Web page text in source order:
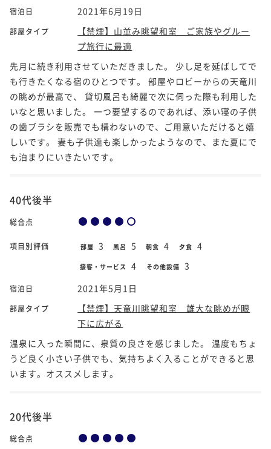
宿泊日 2021年6月19日
部屋タイプ
【禁煙】山並み眺望和室 ご家族やグルー
プ旅行に最適
先月に続き利用させていただきました。 少し足を延ばしてで
も行きたくなる宿のひとつです。 部屋やロビーからの天竜川
の眺めが最高で、 貸切風呂も綺麗で次に伺った際も利用した
いなと思いました。 一つ要望するのであれば、添い寝の子供
の歯ブラシを販売でも構わないので、ご用意いただけると嬉
しいです。 妻も子供達も楽しかったようなので、また夏にで
も泊まりにいきたいです。
40代後半
総合点
項目別評価 部屋 3 風呂 5 朝食 4 夕食 4
接客・サービス 4 その他設備 3
宿泊日 2021年5月1日
部屋タイプ
【禁煙】天竜川眺望和室 雄大な眺めが眼
下に広がる
温泉に入った瞬間に、泉質の良さを感じました。 温度もちょ
うど良く小さい子供でも、気持ちよく入ることができると思
います。オススメします。
20代後半
総合点